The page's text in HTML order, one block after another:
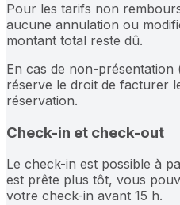
Pour les tarifs non
aucune annulation ou
montant total reste dû.
En cas de non-présentation
réserve le droit de facturer
réservation.
Check-in et check-out
Le check-in est possible à
est prête plus tôt, vous
votre check-in avant 15 h.